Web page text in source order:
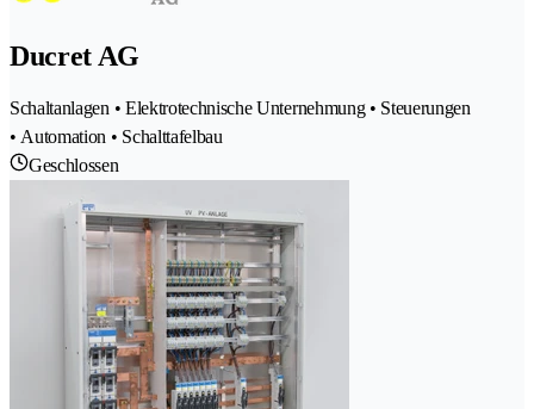
Ducret AG
Schaltanlagen • Elektrotechnische Unternehmung • Steuerungen
• Automation • Schalttafelbau
Geschlossen